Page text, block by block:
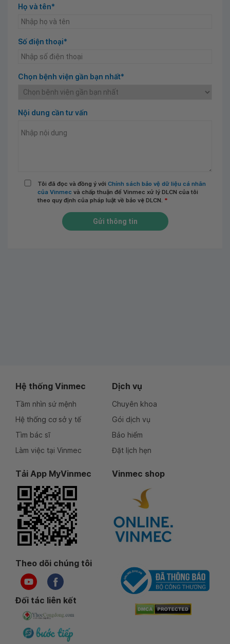
Họ và tên*
Số điện thoại*
Chọn bệnh viện gần bạn nhất*
Nội dung cần tư vấn
Tôi đã đọc và đồng ý với Chính sách bảo vệ dữ liệu cá nhân
của Vinmec và chấp thuận để Vinmec xử lý DLCN của tôi
theo quy định của pháp luật về bảo vệ DLCN. *
Gửi thông tin
Hệ thống Vinmec
Tầm nhìn sứ mệnh
Hệ thống cơ sở y tế
Tìm bác sĩ
Làm việc tại Vinmec
Dịch vụ
Chuyên khoa
Gói dịch vụ
Bảo hiểm
Đặt lịch hẹn
Tải App MyVinmec Vinmec shop
Theo dõi chúng tôi
Đối tác liên kết